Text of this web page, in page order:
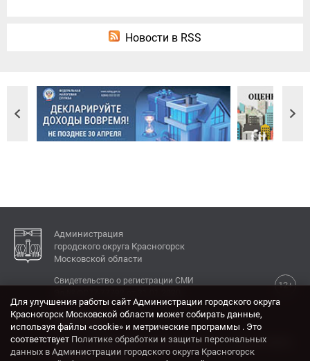
Новости в RSS
Администрация
городского округа Красногорск
Московской области
12+
Свидетельство о регистрации СМИ
КОНТАКТЫ
Адрес: 143404, Московская область, г. Красногорск,
ул. Ленина, дом 4.
Для улучшения работы сайт Администрации городского округа
Красногорск Московской области может собирать данные,
используя файлы «cookie» и метрические программы . Это
соответствует Политике обработки и защиты персональных
данных в Администрации городского округа Красногорск